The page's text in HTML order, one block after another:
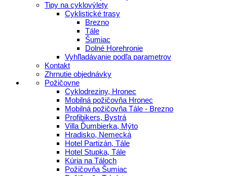
Tipy na cyklovýlety
Cyklistické trasy
Brezno
Tále
Šumiac
Dolné Horehronie
Vyhľladávanie podľa parametrov
Kontakt
Zhrnutie objednávky
Požičovne
Cyklodreziny, Hronec
Mobilná požičovňa Hronec
Mobilná požičovňa Tále - Brezno
Profibikers, Bystrá
Villa Ďumbierka, Mýto
Hradisko, Nemecká
Hotel Partizán, Tále
Hotel Stupka, Tále
Kúria na Táloch
Požičovňa Šumiac